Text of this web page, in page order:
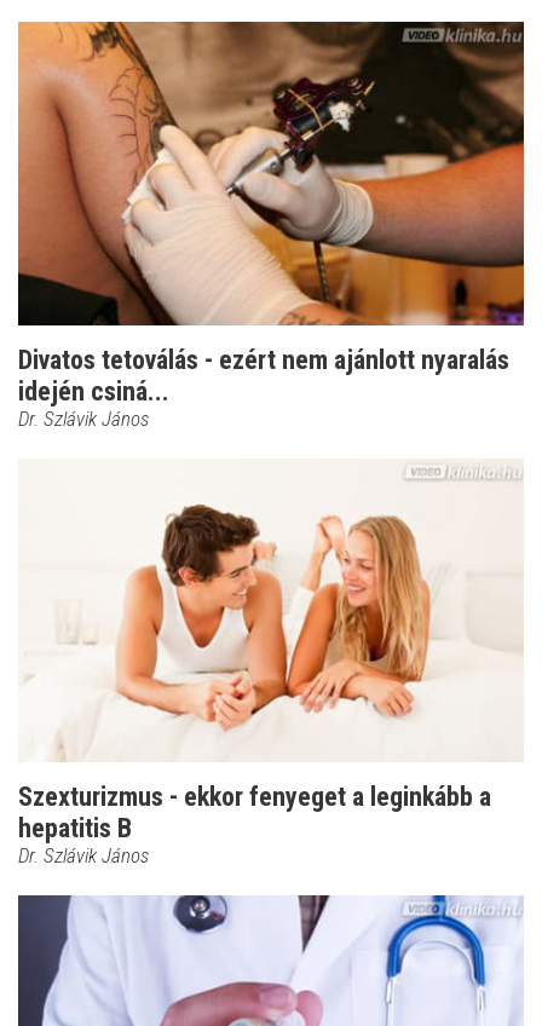
Divatos tetoválás - ezért nem ajánlott nyaralás
idején csiná...
Dr. Szlávik János
Szexturizmus - ekkor fenyeget a leginkább a
hepatitis B
Dr. Szlávik János